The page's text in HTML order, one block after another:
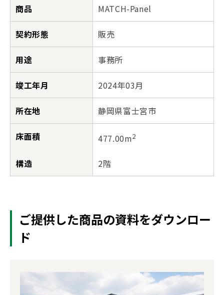
商品 MATCH-Panel
契約形態 販売
用途 事務所
竣工年月 2024年03月
所在地 静岡県富士宮市
床面積 477.00m2
構造 2階
ご提供した商品の資料をダウンロー
ド